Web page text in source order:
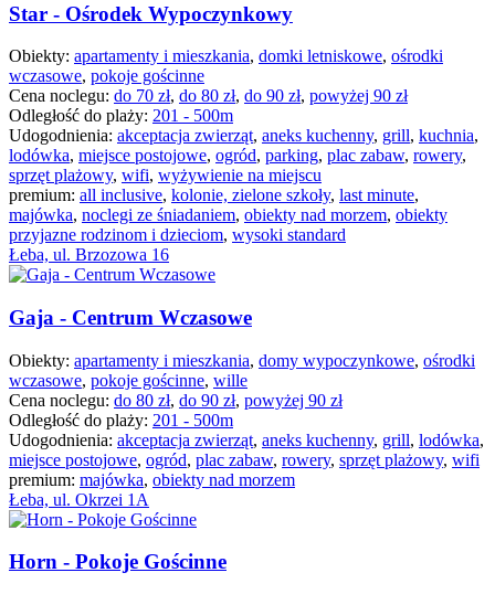
Star - Ośrodek Wypoczynkowy
Obiekty: apartamenty i mieszkania, domki letniskowe, ośrodki
wczasowe, pokoje gościnne
Cena noclegu: do 70 zł, do 80 zł, do 90 zł, powyżej 90 zł
Odległość do plaży: 201 - 500m
Udogodnienia: akceptacja zwierząt, aneks kuchenny, grill, kuchnia,
lodówka, miejsce postojowe, ogród, parking, plac zabaw, rowery,
sprzęt plażowy, wifi, wyżywienie na miejscu
premium: all inclusive, kolonie, zielone szkoły, last minute,
majówka, noclegi ze śniadaniem, obiekty nad morzem, obiekty
przyjazne rodzinom i dzieciom, wysoki standard
Łeba, ul. Brzozowa 16
Gaja - Centrum Wczasowe
Obiekty: apartamenty i mieszkania, domy wypoczynkowe, ośrodki
wczasowe, pokoje gościnne, wille
Cena noclegu: do 80 zł, do 90 zł, powyżej 90 zł
Odległość do plaży: 201 - 500m
Udogodnienia: akceptacja zwierząt, aneks kuchenny, grill, lodówka,
miejsce postojowe, ogród, plac zabaw, rowery, sprzęt plażowy, wifi
premium: majówka, obiekty nad morzem
Łeba, ul. Okrzei 1A
Horn - Pokoje Gościnne